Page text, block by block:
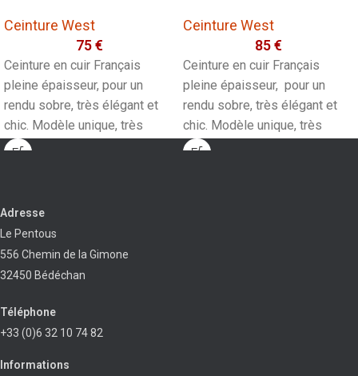
Ceinture West
75€
Ceinture en cuir Français
pleine épaisseur, pour un
rendu sobre, très élégant et
chic. Modèle unique, très
résistant. 9 trous
Ceinture West
85€
Ceinture en cuir Français
pleine épaisseur, pour un
rendu sobre, très élégant et
chic. Modèle unique, très
résistant. 9 trous
Adresse
Le Pentous
556 Chemin de la Gimone
32450 Bédéchan
Téléphone
+33 (0)6 32 10 74 82
Informations